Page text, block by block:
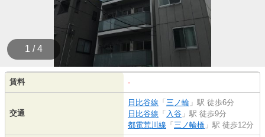
1 / 4
賃料 -
交通
日比谷線 「 三ノ輪 」駅 徒歩6分
日比谷線 「 入谷 」駅 徒歩9分
都電荒川線 「 三ノ輪橋 」駅 徒歩12分